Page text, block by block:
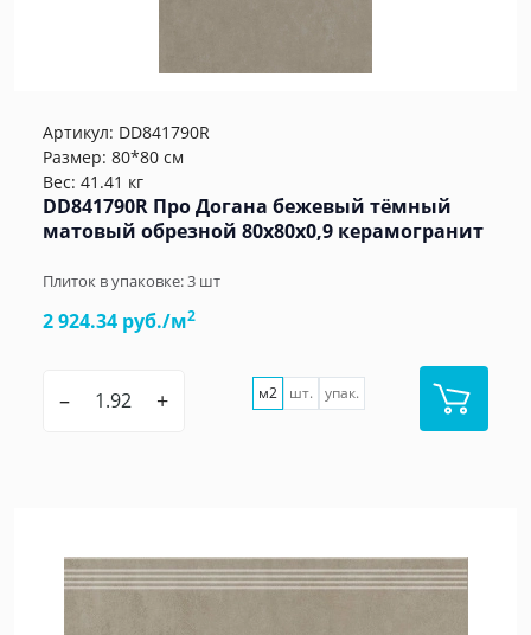
Артикул: DD841790R
Размер: 80*80 см
Вес: 41.41 кг
DD841790R Про Догана бежевый тёмный
матовый обрезной 80x80x0,9 керамогранит
Плиток в упаковке:3 шт
2 924.34 руб./м2
– + м2 шт. упак.